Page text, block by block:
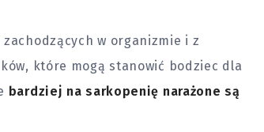
w organizmie i z
które mogą stanowić bodziec dla
bardziej na sarkopenię narażone są